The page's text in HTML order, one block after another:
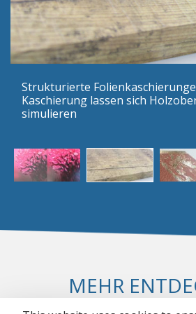
Strukturierte
Kaschierung lassen sich
simulieren
MEHR